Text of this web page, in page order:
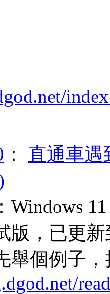
： 直通車遇
Windows
版，已更
舉個例子